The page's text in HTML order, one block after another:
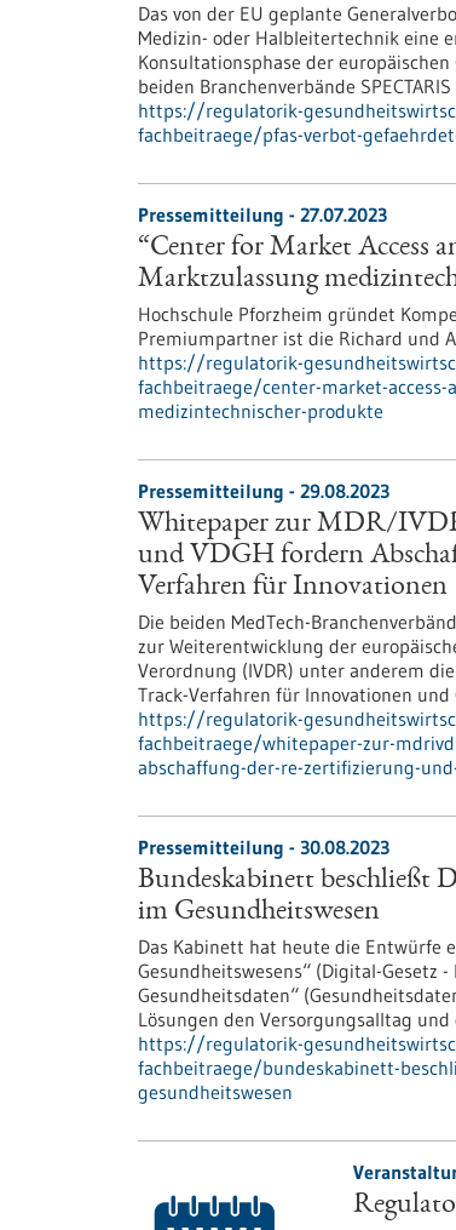
Das von der EU geplante
Medizin- oder Halbleitertechnik eine
Konsultationsphase der
beiden Branchenverbände
https://regulatorik-
fachbeitraege/pfas-verbot-
Pressemitteilung - 27.07.2023
“Center for Market Access
Marktzulassung
Hochschule Pforzheim gründet
Premiumpartner ist die Richard und
https://regulatorik-
fachbeitraege/center-market-
medizintechnischer-produkte
Pressemitteilung - 29.08.2023
Whitepaper zur MDR/
und VDGH fordern
Verfahren für Innovationen
Die beiden MedTech-
zur Weiterentwicklung der
Verordnung (IVDR) unter anderem
Track-Verfahren für Innovationen und
https://regulatorik-
fachbeitraege/whitepaper-zur-
abschaffung-der-re-zertifizierung-
Pressemitteilung - 30.08.2023
Bundeskabinett beschließt
im Gesundheitswesen
Das Kabinett hat heute die Entwürfe
Gesundheitswesens“ (Digital-Gesetz
Gesundheitsdaten“
Lösungen den Versorgungsalltag
https://regulatorik-
fachbeitraege/bundeskabinett-
gesundheitswesen